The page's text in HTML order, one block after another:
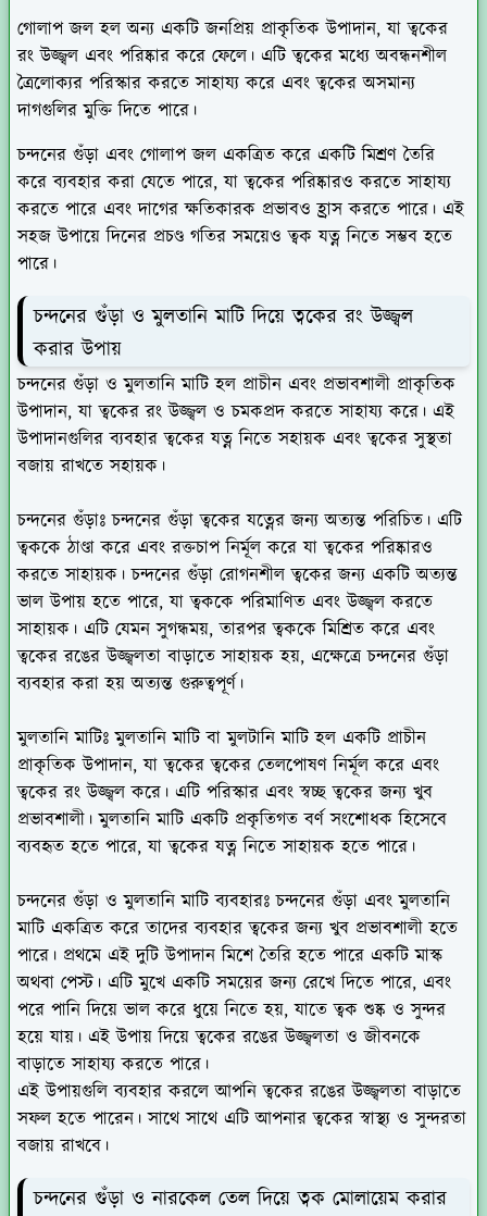
গোলাপ জল হল অন্য একটি জনপ্রিয় প্রাকৃতিক উপাদান, যা ত্বকের
রং উজ্জ্বল এবং পরিষ্কার করে ফেলে। এটি ত্বকের মধ্যে অবন্ধনশীল
ত্রৈলোক্যর পরিস্কার করতে সাহায্য করে এবং ত্বকের অসমান্য
দাগগুলির মুক্তি দিতে পারে।
চন্দনের গুঁড়া এবং গোলাপ জল একত্রিত করে একটি মিশ্রণ তৈরি
করে ব্যবহার করা যেতে পারে, যা ত্বকের পরিষ্কারও করতে সাহায্য
করতে পারে এবং দাগের ক্ষতিকারক প্রভাবও হ্রাস করতে পারে। এই
সহজ উপায়ে দিনের প্রচণ্ড গতির সময়েও ত্বক যত্ন নিতে সম্ভব হতে
পারে।
চন্দনের গুঁড়া ও মুলতানি মাটি দিয়ে ত্বকের রং উজ্জ্বল
করার উপায়
চন্দনের গুঁড়া ও মুলতানি মাটি হল প্রাচীন এবং প্রভাবশালী প্রাকৃতিক
উপাদান, যা ত্বকের রং উজ্জ্বল ও চমকপ্রদ করতে সাহায্য করে। এই
উপাদানগুলির ব্যবহার ত্বকের যত্ন নিতে সহায়ক এবং ত্বকের সুস্থতা
বজায় রাখতে সহায়ক।
চন্দনের গুঁড়াঃ চন্দনের গুঁড়া ত্বকের যত্নের জন্য অত্যন্ত পরিচিত। এটি
ত্বককে ঠাণ্ডা করে এবং রক্তচাপ নির্মূল করে যা ত্বকের পরিষ্কারও
করতে সাহায়ক। চন্দনের গুঁড়া রোগনশীল ত্বকের জন্য একটি অত্যন্ত
ভাল উপায় হতে পারে, যা ত্বককে পরিমাণিত এবং উজ্জ্বল করতে
সাহায়ক। এটি যেমন সুগন্ধময়, তারপর ত্বককে মিশ্রিত করে এবং
ত্বকের রঙের উজ্জ্বলতা বাড়াতে সাহায়ক হয়, এক্ষেত্রে চন্দনের গুঁড়া
ব্যবহার করা হয় অত্যন্ত গুরুত্বপূর্ণ।
মুলতানি মাটিঃমুলতানি মাটি বা মুলটানি মাটি হল একটি প্রাচীন
প্রাকৃতিক উপাদান, যা ত্বকের ত্বকের তেলপোষণ নির্মূল করে এবং
ত্বকের রং উজ্জ্বল করে। এটি পরিস্কার এবং স্বচ্ছ ত্বকের জন্য খুব
প্রভাবশালী। মুলতানি মাটি একটি প্রকৃতিগত বর্ণ সংশোধক হিসেবে
ব্যবহৃত হতে পারে, যা ত্বকের যত্ন নিতে সাহায়ক হতে পারে।
চন্দনের গুঁড়া ও মুলতানি মাটি ব্যবহারঃচন্দনের গুঁড়া এবং মুলতানি
মাটি একত্রিত করে তাদের ব্যবহার ত্বকের জন্য খুব প্রভাবশালী হতে
পারে। প্রথমে এই দুটি উপাদান মিশে তৈরি হতে পারে একটি মাস্ক
অথবা পেস্ট। এটি মুখে একটি সময়ের জন্য রেখে দিতে পারে, এবং
পরে পানি দিয়ে ভাল করে ধুয়ে নিতে হয়, যাতে ত্বক শুষ্ক ও সুন্দর
হয়ে যায়। এই উপায় দিয়ে ত্বকের রঙের উজ্জ্বলতা ও জীবনকে
বাড়াতে সাহায্য করতে পারে।
এই উপায়গুলি ব্যবহার করলে আপনি ত্বকের রঙের উজ্জ্বলতা বাড়াতে
সফল হতে পারেন। সাথে সাথে এটি আপনার ত্বকের স্বাস্থ্য ও সুন্দরতা
বজায় রাখবে।
চন্দনের গুঁড়া ও নারকেল তেল দিয়ে ত্বক মোলায়েম করার